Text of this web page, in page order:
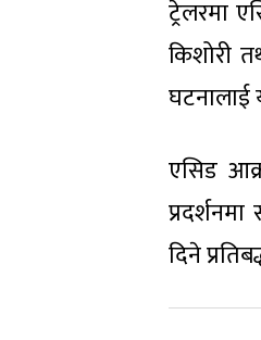
ट्रेलरमा
किशोरी
घटनालाई
एसिड
दिने